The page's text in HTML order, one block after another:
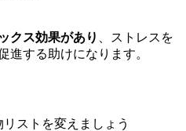
クス効果があり
、ストレスを
進する助けになります。
ストを変えましょう